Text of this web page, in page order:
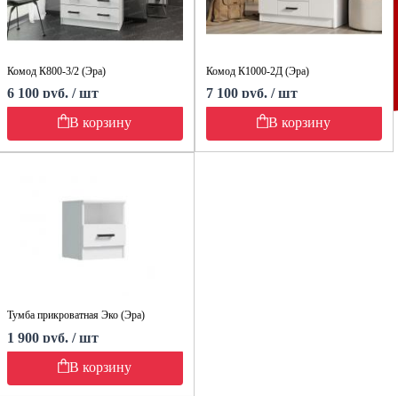
Комод К800-3/2 (Эра)
6 100 руб. / шт
В корзину
Комод К1000-2Д (Эра)
7 100 руб. / шт
В корзину
Тумба прикроватная Эко (Эра)
1 900 руб. / шт
В корзину